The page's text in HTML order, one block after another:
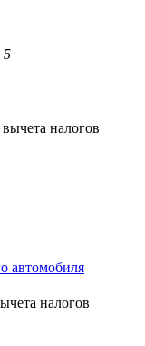
5
вычета налогов
автомобиля
налогов